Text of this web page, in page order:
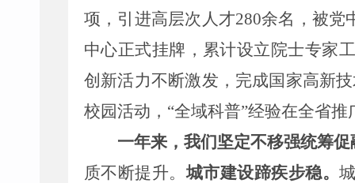
项，引进高层次人才280余名 ，被
中心正式挂牌， 累计设立 院士专家
创新活力不断激发，完成国家高新
校园活动， “全域科普”经验在全省推
一年来，我们坚定不移强统筹
质不断提升。城市建设蹄疾步稳。